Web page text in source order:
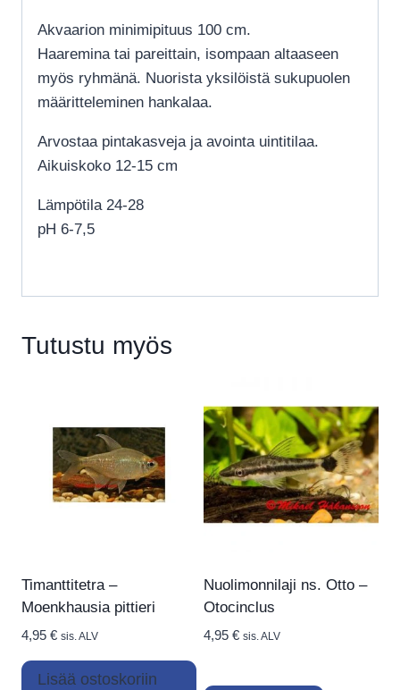
Akvaarion minimipituus 100 cm.
Haaremina tai pareittain, isompaan altaaseen
myös ryhmänä. Nuorista yksilöistä sukupuolen
määritteleminen hankalaa.
Arvostaa pintakasveja ja avointa uintitilaa.
Aikuiskoko 12-15 cm
Lämpötila 24-28
pH 6-7,5
Tutustu myös
Timanttitetra –
Moenkhausia pittieri
4,95 € sis. ALV
Lisää ostoskoriin
Nuolimonnilaji ns. Otto –
Otocinclus
4,95 € sis. ALV